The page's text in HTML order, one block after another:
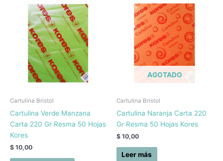
Cartulina Bristol
Cartulina Verde Manzana
Carta 220 Gr Resma 50 Hojas
Kores
$ 10,00
AGOTADO
Cartulina Bristol
Cartulina Naranja Carta 220
Gr Resma 50 Hojas Kores
$ 10,00
Leer más